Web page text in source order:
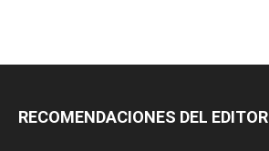
RECOMENDACIONES DEL EDITOR